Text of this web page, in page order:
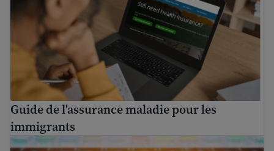
Guide de l'assurance maladie pour les
immigrants
Trouver une aide à la traduction gratuite aux États-Unis